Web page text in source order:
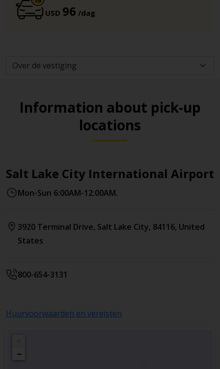
USD 96 /dag
Information about pick-up
locations
Salt Lake City International Airport
Mon-Sun 6:00AM-12:00AM.
3920 Terminal Drive, Salt Lake City, 84116, United
States
800-654-3131
Huurvoorwaarden en vereisten
−